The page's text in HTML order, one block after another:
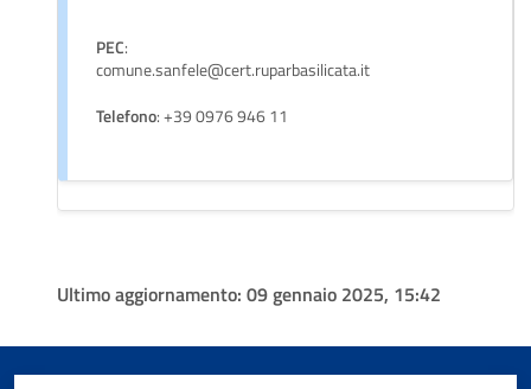
PEC:
comune.sanfele@cert.ruparbasilicata.it
Telefono: +39 0976 946 11
Ultimo aggiornamento: 09 gennaio 2025, 15:42